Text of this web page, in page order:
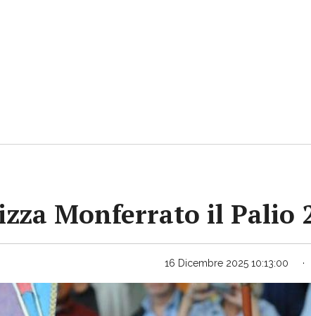
Monferrato il Palio
16 Dicembre 2025 10:13:00